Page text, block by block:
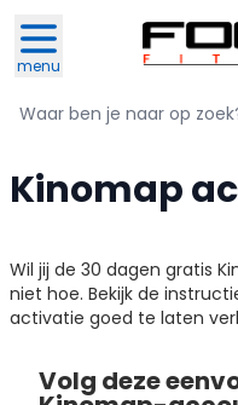
menu
Zoeken
Kinomap
Wil jij de 30 dagen gratis
niet hoe. Bekijk de
activatie goed te laten
Volg deze